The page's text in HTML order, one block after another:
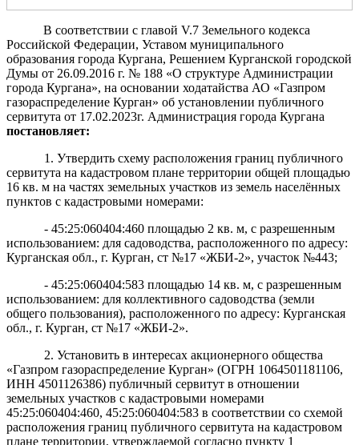
В соответствии с главой V.7 Земельного кодекса
Российской Федерации, Уставом муниципального
образования города Кургана, Решением Курганской городской
Думы от 26.09.2016 г. № 188 «О структуре Администрации
города Кургана», на основании ходатайства АО «Газпром
газораспределение Курган» об установлении публичного
сервитута от 17.02.2023г. Администрация города Кургана
постановляет:
1. Утвердить схему расположения границ публичного
сервитута на кадастровом плане территории общей площадью
16 кв. м на частях земельных участков из земель населённых
пунктов с кадастровыми номерами:
- 45:25:060404:460 площадью 2 кв. м, с разрешенным
использованием: для садоводства, расположенного по адресу:
Курганская обл., г. Курган, ст №17 «ЖБИ-2», участок №443;
- 45:25:060404:583 площадью 14 кв. м, с разрешенным
использованием: для коллективного садоводства (земли
общего пользования), расположенного по адресу: Курганская
обл., г. Курган, ст №17 «ЖБИ-2».
2. Установить в интересах акционерного общества
«Газпром газораспределение Курган» (ОГРН 1064501181106,
ИНН 4501126386) публичный сервитут в отношении
земельных участков с кадастровыми номерами
45:25:060404:460, 45:25:060404:583 в соответствии со схемой
расположения границ публичного сервитута на кадастровом
плане территории, утверждаемой согласно пункту 1